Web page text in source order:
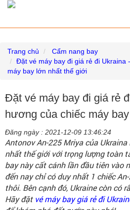
Trang chủ
Cẩm nang bay
Đặt vé máy bay đi giá rẻ đi Ukraina
máy bay lớn nhất thế giới
Đặt vé máy bay đi giá rẻ
hương của chiếc máy
Đăng ngày : 2021-12-09 13:46:24
Antonov An-225 Mriya của
nhất thế giới với trọng lượng toàn
bay này cất cánh lần đầu tiên vào
đến nay chỉ có duy nhất 1 chiếc
thôi. Bên cạnh đó, Ukraine còn có
Hãy đặt vé máy bay giá rẻ đi